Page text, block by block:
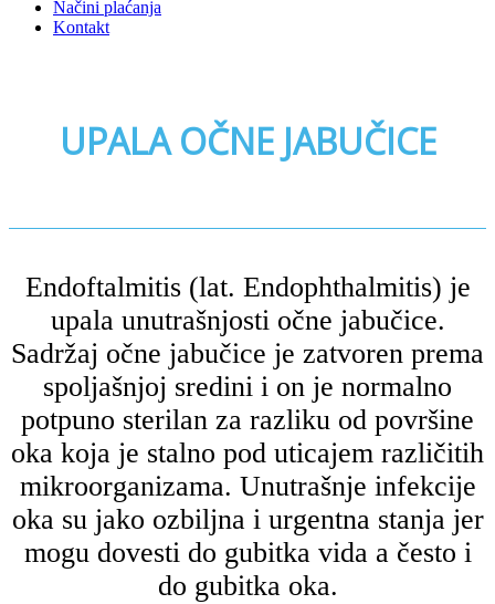
Načini plaćanja
Kontakt
UPALA OČNE JABUČICE
Endoftalmitis (lat. Endophthalmitis) je
upala unutrašnjosti očne jabučice.
Sadržaj očne jabučice je zatvoren prema
spoljašnjoj sredini i on je normalno
potpuno sterilan za razliku od površine
oka koja je stalno pod uticajem različitih
mikroorganizama. Unutrašnje infekcije
oka su jako ozbiljna i urgentna stanja jer
mogu dovesti do gubitka vida a često i
do gubitka oka.